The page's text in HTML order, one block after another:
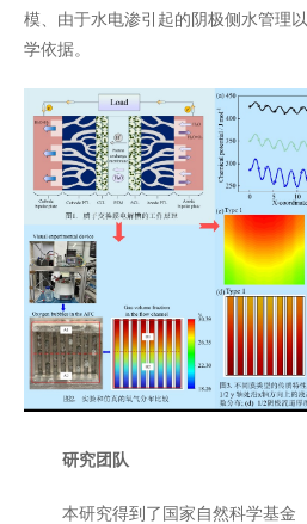
模、由于水电渗引起的阴极侧水管理
学依据。
研究团队
本研究得到了国家自然科学基金